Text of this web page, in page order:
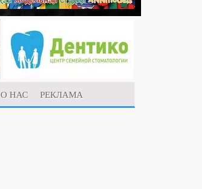
О НАС
РЕКЛАМА